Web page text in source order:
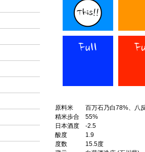
原料米
百万石乃白78%、八
精米歩合
55%
日本酒度
-2.5
酸度
1.9
度数
15.5度